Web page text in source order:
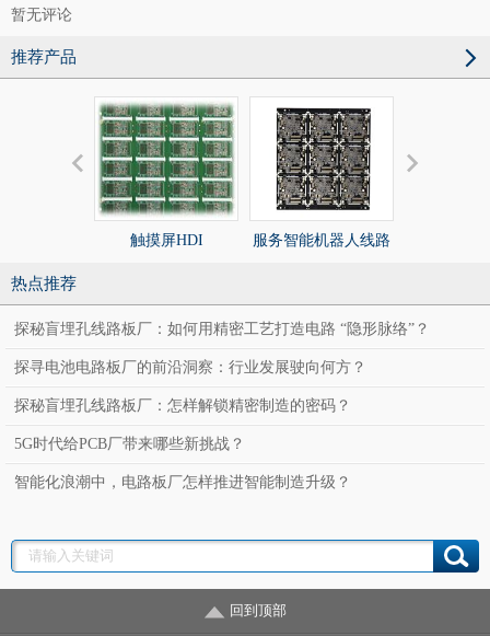
暂无评论
推荐产品
触摸屏HDI 服务智能机器人线路
热点推荐
探秘盲埋孔线路板厂：如何用精密工艺打造电路 “隐形脉络”？
探寻电池电路板厂的前沿洞察：行业发展驶向何方？
探秘盲埋孔线路板厂：怎样解锁精密制造的密码？
5G时代给PCB厂带来哪些新挑战？
智能化浪潮中，电路板厂怎样推进智能制造升级？
回到顶部